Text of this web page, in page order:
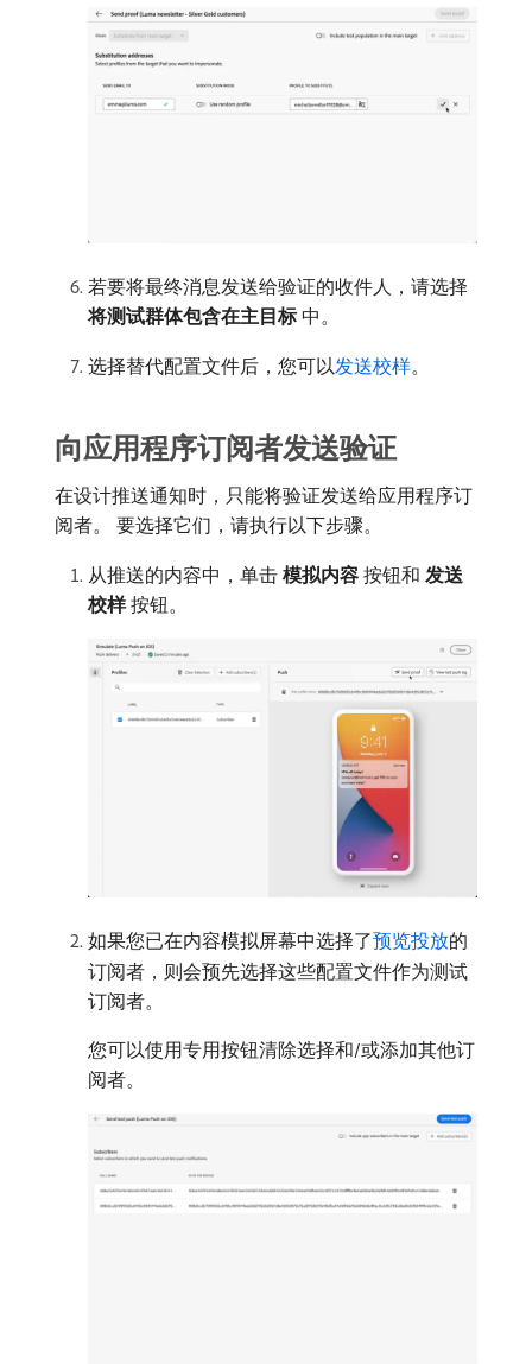
若要将最终消息发送给验证的收件人，请选择​
将测试群体包含在主目标​中。
选择替代配置文件后，您可以发送校样。
向应用程序订阅者发送验证
在设计推送通知时，只能将验证发送给应用程序订
阅者。 要选择它们，请执行以下步骤。
从推送的内容中，单击​ 模拟内容 ​按钮和​ 发送
校样​按钮。
如果您已在内容模拟屏幕中选择了预览投放的
订阅者，则会预先选择这些配置文件作为测试
订阅者。
您可以使用专用按钮清除选择和/或添加其他订
阅者。